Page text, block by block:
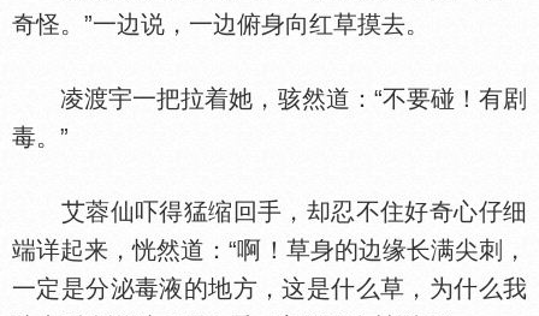
奇怪。”一边说，一边俯身向红草摸去。
凌渡宇一把拉着她，骇然道：“不要碰！有剧
毒。”
艾蓉仙吓得猛缩回手，却忍不住好奇心仔细
端详起来，恍然道：“啊！草身的边缘长满尖刺，
一定是分泌毒液的地方，这是什么草，为什么我